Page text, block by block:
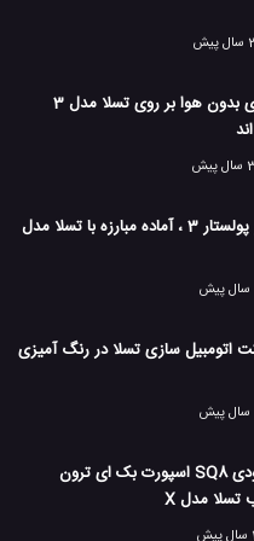
و کاملا مستقل بسیار
تسلا Model 3
خودران
کمپانی تسلا
ماشین
پیش
لاستیک های بدون هوا بر روی تسلا مدل 3
پیش
خودرو ولوو پولستار 3 ، آماده مبارزه با تسلا مدل
اتومبیل سازی تسلا در رنگ آمیزی
خودروی آئودی SQ8 اسپورت بک ای ترون